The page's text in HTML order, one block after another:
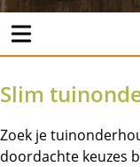
Slim
Zoek je
doordachte keuzes